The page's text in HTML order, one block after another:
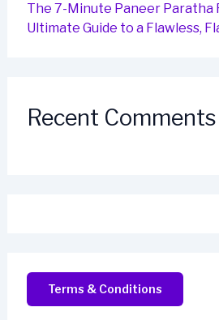
The 7-Minute Paneer Paratha
Ultimate Guide to a Flawless,
Recent Comments
Terms & Conditions